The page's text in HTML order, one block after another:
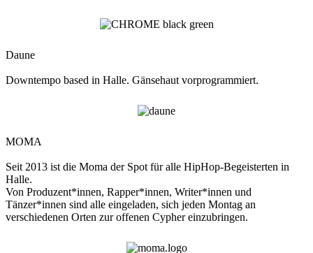
Daune
Downtempo based in Halle. Gänsehaut vorprogrammiert.
MOMA
Seit 2013 ist die Moma der Spot für alle HipHop-Begeisterten in
Halle.
Von Produzent*innen, Rapper*innen, Writer*innen und
Tänzer*innen sind alle eingeladen, sich jeden Montag an
verschiedenen Orten zur offenen Cypher einzubringen.